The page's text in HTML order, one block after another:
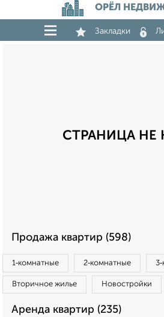
ОРЁЛ
Закладки
СТРАНИЦА НЕ
Продажа квартир (598)
1‑комнатные 2‑комнатные
Вторичное жилье Новостройки
Аренда квартир (235)